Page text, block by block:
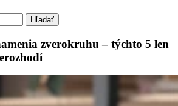
Hľadať
zverokruhu – týchto 5 len